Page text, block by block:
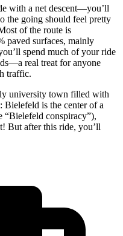
with a net descent—you’ll
the going should feel pretty
of the route is
paved surfaces, mainly
spend much of your ride
real treat for anyone
traffic.
university town filled with
Bielefeld is the center of a
“Bielefeld conspiracy”),
But after this ride, you’ll